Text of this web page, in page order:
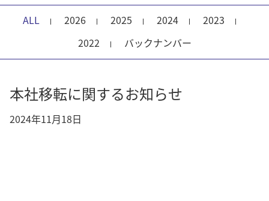
ALL 2026 2025 2024
2023
2022
バックナンバー
本社移転に関するお知らせ
2024年11月18日